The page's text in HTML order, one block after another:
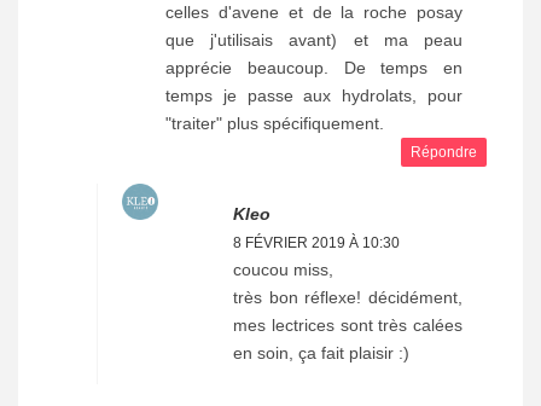
celles d'avene et de la roche posay
que j'utilisais avant) et ma peau
apprécie beaucoup. De temps en
temps je passe aux hydrolats, pour
"traiter" plus spécifiquement.
Répondre
Kleo
8 FÉVRIER 2019 À 10:30
coucou miss,
très bon réflexe! décidément,
mes lectrices sont très calées
en soin, ça fait plaisir :)